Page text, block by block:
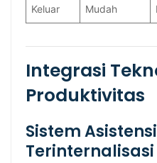
Keluar Mudah
Integrasi
Produktivitas
Sistem
Terinternalisasi